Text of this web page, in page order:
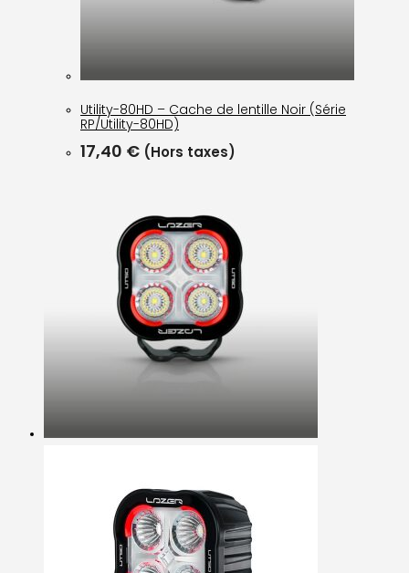
Utility-80HD – Cache de lentille Noir (Série
RP/Utility-80HD)
17,40 € (Hors taxes)